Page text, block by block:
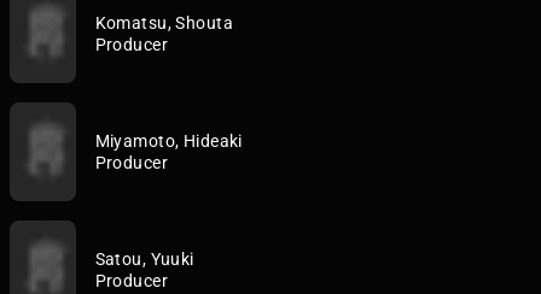
Komatsu, Shouta
Producer
Miyamoto, Hideaki
Producer
Satou, Yuuki
Producer